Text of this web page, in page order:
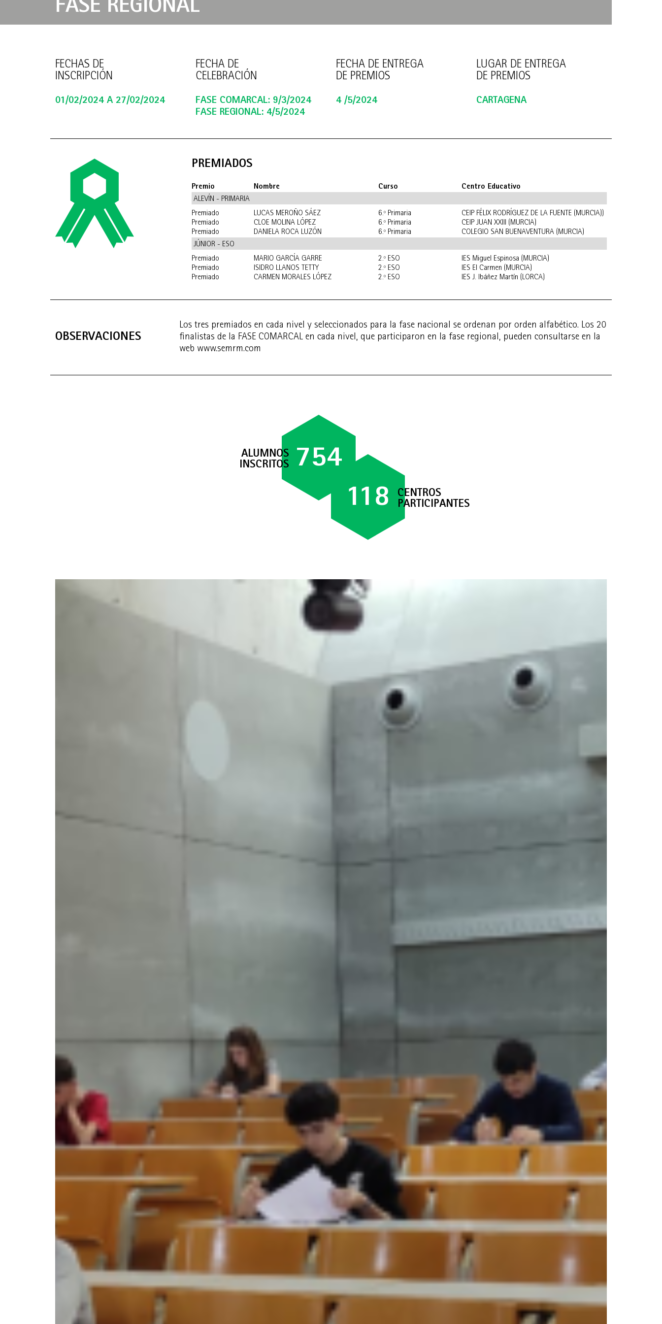
FASE REGIONAL
FECHAS DE
INSCRIPCIÓN
01/02/2024 A 27/02/2024
FECHA DE
CELEBRACIÓN
FASE COMARCAL: 9/3/2024
FASE REGIONAL: 4/5/2024
FECHA DE ENTREGA
DE PREMIOS
4 /5/2024
LUGAR DE ENTREGA
DE PREMIOS
CARTAGENA
PREMIADOS
Premio Nombre Curso
Centro Educativo
ALEVÍN - PRIMARIA
Premiado
LUCAS MEROÑO SÁEZ 6.º Primaria
CEIP FÉLIX RODRÍGUEZ DE LA FUENTE (MURCIA))
Premiado
CLOE MOLINA LÓPEZ 6.º Primaria
CEIP JUAN XXIII (MURCIA)
Premiado
DANIELA ROCA LUZÓN 6.º Primaria
COLEGIO SAN BUENAVENTURA (MURCIA)
JÚNIOR - ESO
Premiado
MARIO GARCÍA GARRE 2.º ESO
IES Miguel Espinosa (MURCIA)
Premiado
ISIDRO LLANOS TETTY 2.º ESO
IES El Carmen (MURCIA)
Premiado
CARMEN MORALES LÓPEZ 2.º ESO IES J. Ibáñez Martín (LORCA)
OBSERVACIONES
Los tres premiados en cada nivel y seleccionados para la fase nacional se ordenan por orden alfabético. Los 20
finalistas de la FASE COMARCAL en cada nivel, que participaron en la fase regional, pueden consultarse en la
web www.semrm.com
754
ALUMNOS
INSCRITOS
118
CENTROS
PARTICIPANTES